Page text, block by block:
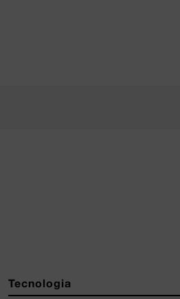
Tecnologia